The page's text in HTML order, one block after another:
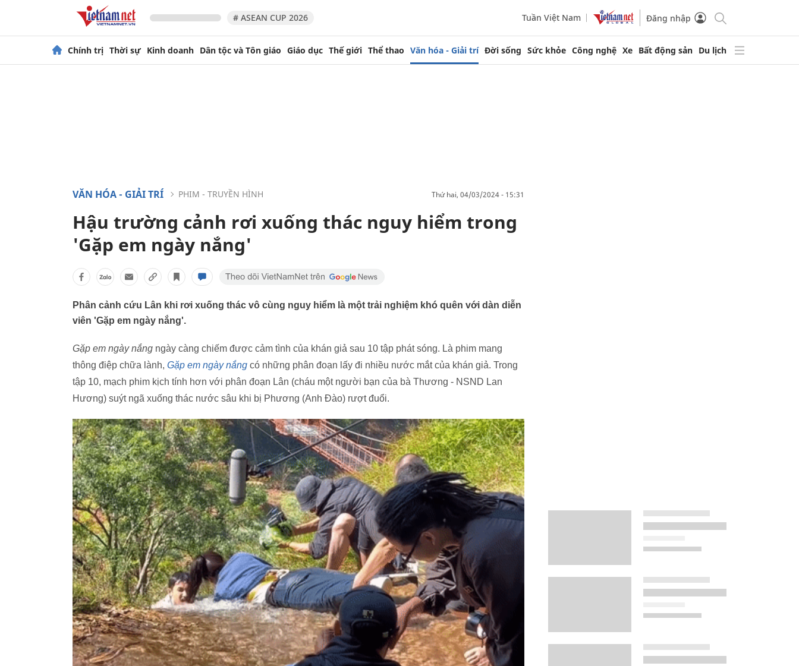
# ASEAN CUP 2026 Tuần Việt Nam Đăng nhập
Chính trị Thời sự Kinh doanh Dân tộc và Tôn giáo Giáo dục Thế giới Thể thao Văn hóa - Giải trí Đời sống Sức khỏe Công nghệ Xe Bất động sản Du lịch
VĂN HÓA - GIẢI TRÍ PHIM - TRUYỀN HÌNH thứ hai, 04/03/2024 - 15:31
Hậu trường cảnh rơi xuống thác nguy hiểm trong
'Gặp em ngày nắng'
Phân cảnh cứu Lân khi rơi xuống thác vô cùng nguy hiểm là một trải nghiệm khó quên với dàn diễn
viên 'Gặp em ngày nắng'.
Gặp em ngày nắng ngày càng chiếm được cảm tình của khán giả sau 10 tập phát sóng. Là phim mang
thông điệp chữa lành, Gặp em ngày nắng có những phân đoạn lấy đi nhiều nước mắt của khán giả. Trong
tập 10, mạch phim kịch tính hơn với phân đoạn Lân (cháu một người bạn của bà Thương - NSND Lan
Hương) suýt ngã xuống thác nước sâu khi bị Phương (Anh Đào) rượt đuổi.